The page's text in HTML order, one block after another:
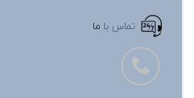
تماس با ما